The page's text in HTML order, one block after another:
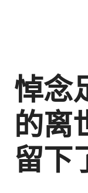
悼念
的离
留下